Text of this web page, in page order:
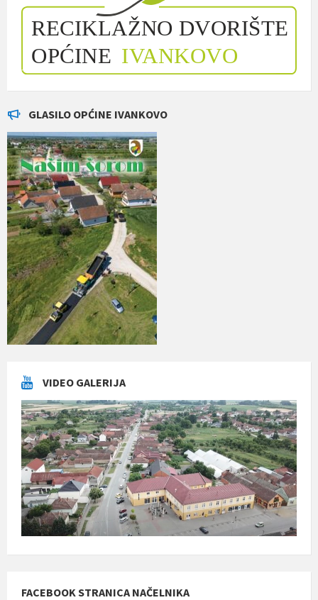
GLASILO OPĆINE IVANKOVO
VIDEO GALERIJA
FACEBOOK STRANICA NAČELNIKA